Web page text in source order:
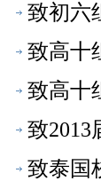
致初六
致高十
致高十
致2013
致泰国